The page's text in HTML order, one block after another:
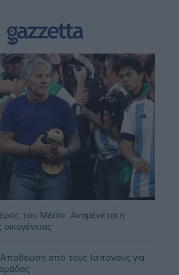
του Μέσι»: Αναμένεται η
από τους Ισπανούς για